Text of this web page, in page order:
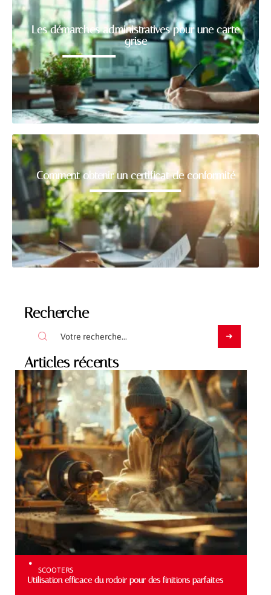
Les démarches administratives pour une carte
grise
Comment obtenir un certificat de conformité
Recherche
Articles récents
SCOOTERS
Utilisation efficace du rodoir pour des finitions parfaites